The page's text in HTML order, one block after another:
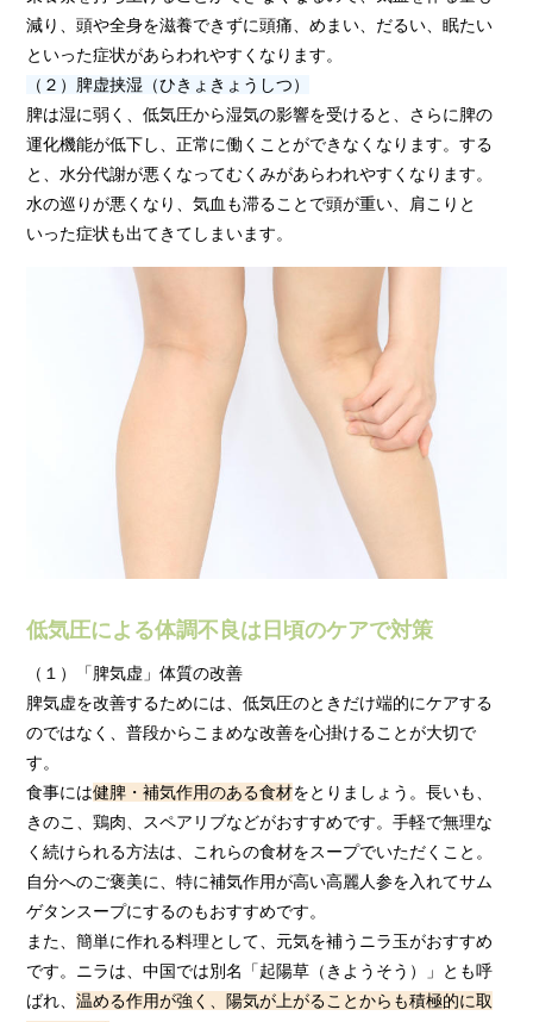
減り、頭や全身を滋養できずに頭痛、めまい、だるい、眠たい
といった症状があらわれやすくなります。
（２）脾虚挟湿（ひきょきょうしつ）
脾は湿に弱く、低気圧から湿気の影響を受けると、さらに脾の
運化機能が低下し、正常に働くことができなくなります。する
と、水分代謝が悪くなってむくみがあらわれやすくなります。
水の巡りが悪くなり、気血も滞ることで頭が重い、肩こりと
いった症状も出てきてしまいます。
低気圧による体調不良は日頃のケアで対策
（１）「脾気虚」体質の改善
脾気虚を改善するためには、低気圧のときだけ端的にケアする
のではなく、普段からこまめな改善を心掛けることが大切で
す。
食事には健脾・補気作用のある食材をとりましょう。長いも、
きのこ、鶏肉、スペアリブなどがおすすめです。手軽で無理な
く続けられる方法は、これらの食材をスープでいただくこと。
自分へのご褒美に、特に補気作用が高い高麗人参を入れてサム
ゲタンスープにするのもおすすめです。
また、簡単に作れる料理として、元気を補うニラ玉がおすすめ
です。ニラは、中国では別名「起陽草（きようそう）」とも呼
ばれ、温める作用が強く、陽気が上がることからも積極的に取